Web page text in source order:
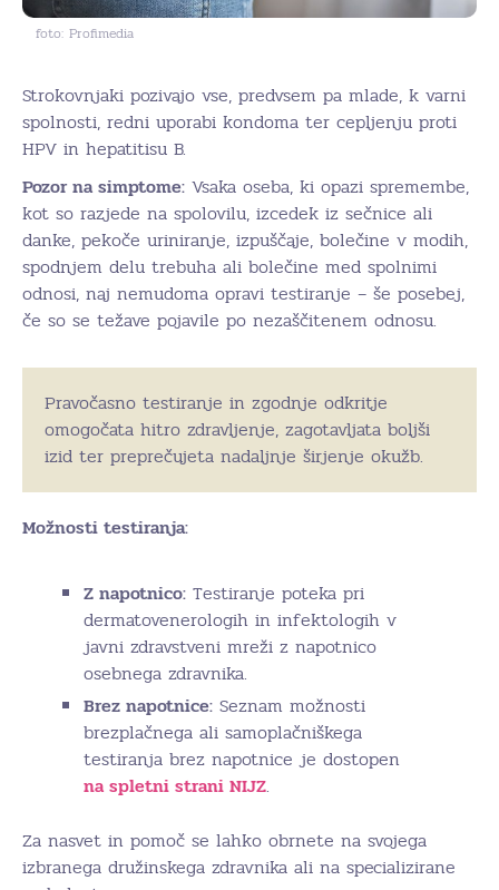
foto: Profimedia
Strokovnjaki pozivajo vse, predvsem pa mlade, k varni
spolnosti, redni uporabi kondoma ter cepljenju proti
HPV in hepatitisu B.
Pozor na simptome: Vsaka oseba, ki opazi spremembe,
kot so razjede na spolovilu, izcedek iz sečnice ali
danke, pekoče uriniranje, izpuščaje, bolečine v modih,
spodnjem delu trebuha ali bolečine med spolnimi
odnosi, naj nemudoma opravi testiranje – še posebej,
če so se težave pojavile po nezaščitenem odnosu.
Pravočasno testiranje in zgodnje odkritje
omogočata hitro zdravljenje, zagotavljata boljši
izid ter preprečujeta nadaljnje širjenje okužb.
Možnosti testiranja:
Z napotnico: Testiranje poteka pri
dermatovenerologih in infektologih v
javni zdravstveni mreži z napotnico
osebnega zdravnika.
Brez napotnice: Seznam možnosti
brezplačnega ali samoplačniškega
testiranja brez napotnice je dostopen
na spletni strani NIJZ.
Za nasvet in pomoč se lahko obrnete na svojega
izbranega družinskega zdravnika ali na specializirane